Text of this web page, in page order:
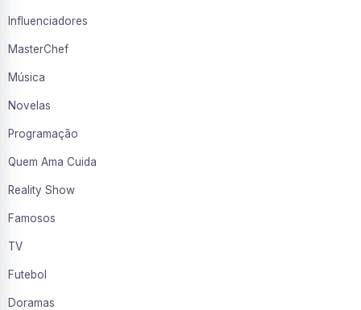
Influenciadores
MasterChef
Música
Novelas
Programação
Quem Ama Cuida
Reality Show
Famosos
TV
Futebol
Doramas